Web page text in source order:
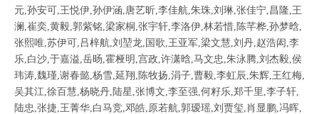
元,孙安可,王悦伊,孙伊涵,唐艺昕,李佳航,朱珠,刘琳,张佳宁,昌隆,王
澜,崔奕,黄毅,郭紫铭,梁家桐,张宇轩,李洛伊,林若惜,陈芊桦,孙梦晗,
张熙唯,苏伊可,吕梓航,刘堃龙,国歌,王亚军,梁文慧,刘丹,赵浩闳,李
乐,白沙,于嘉溢,岳旸,霍桠明,宫政,许潇晗,马文忠,朱泳腾,刘杰毅,侯
玮涛,魏瑾,谢春懿,杨雪,延翔,陈牧扬,涓子,曹毅,李虹辰,朱辉,王红梅,
吴其江,徐百慧,杨晓丹,陆星,张博文,李至强,何籽乐,郑千里,李子轩,
陆忠,张捷,王菁华,白马竞,邓皓,原若航,郭瑷瑶,刘贾玺,肖显鹏,冯晖,